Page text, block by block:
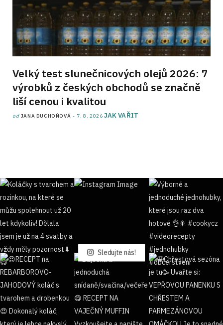
Velký test slunečnicových olejů 2026: 7
výrobků z českých obchodů se značně
liší cenou i kvalitou
od JANA DUCHOŇOVÁ 7. 8. 2026 JAK VAŘIT
Sledujte nás!